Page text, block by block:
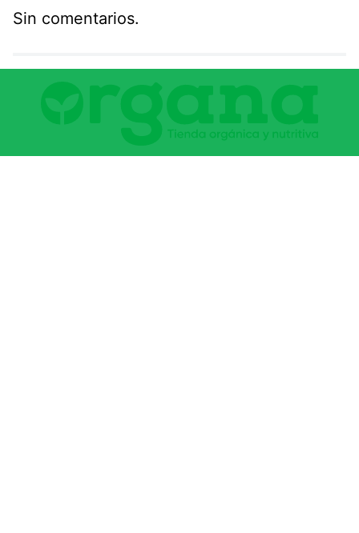
Comentario
Califique el producto de 1 a 5 estrellas
Sin comentarios.